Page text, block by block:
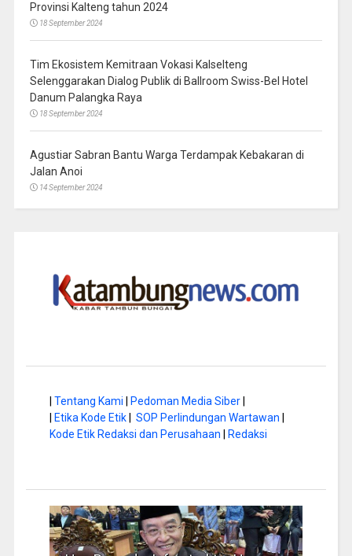
Provinsi Kalteng tahun 2024
18 September 2024
Tim Ekosistem Kemitraan Vokasi Kalselteng
Selenggarakan Dialog Publik di Ballroom Swiss-Bel Hotel
Danum Palangka Raya
18 September 2024
Agustiar Sabran Bantu Warga Terdampak Kebakaran di
Jalan Anoi
14 September 2024
Tentang Kami Pedoman Media Siber|
Etika Kode Etik| SOP Perlindungan Wartawan
Kode Etik Redaksi dan Perusahaan
Redaksi